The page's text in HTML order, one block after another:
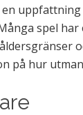
uppfattning
spel har
på hur